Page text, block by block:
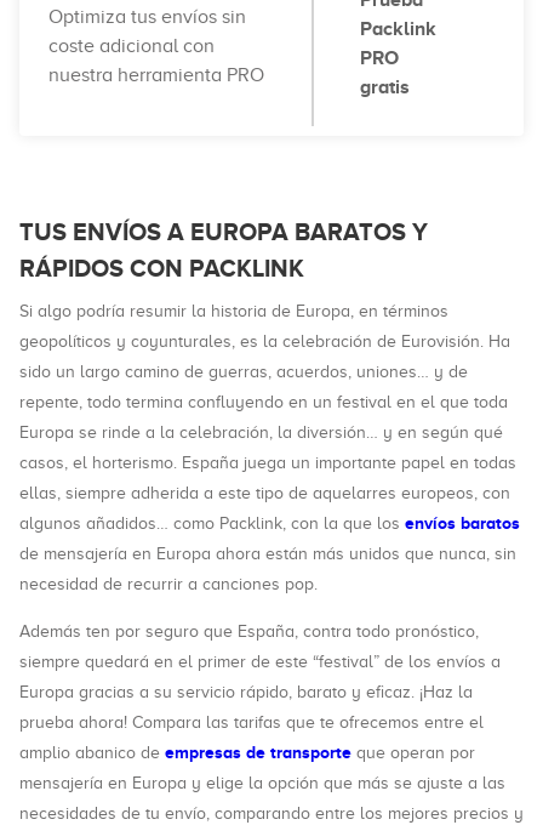
Optimiza tus envíos sin
coste adicional con
nuestra herramienta PRO
Packlink
PRO
gratis
TUS ENVÍOS A EUROPA BARATOS Y
RÁPIDOS CON PACKLINK
Si algo podría resumir la historia de Europa, en términos
geopolíticos y coyunturales, es la celebración de Eurovisión. Ha
sido un largo camino de guerras, acuerdos, uniones… y de
repente, todo termina confluyendo en un festival en el que toda
Europa se rinde a la celebración, la diversión… y en según qué
casos, el horterismo. España juega un importante papel en todas
ellas, siempre adherida a este tipo de aquelarres europeos, con
algunos añadidos… como Packlink, con la que los envíos baratos
de mensajería en Europa ahora están más unidos que nunca, sin
necesidad de recurrir a canciones pop.
Además ten por seguro que España, contra todo pronóstico,
siempre quedará en el primer de este “festival” de los envíos a
Europa gracias a su servicio rápido, barato y eficaz. ¡Haz la
prueba ahora! Compara las tarifas que te ofrecemos entre el
amplio abanico de empresas de transporte que operan por
mensajería en Europa y elige la opción que más se ajuste a las
necesidades de tu envío, comparando entre los mejores precios y